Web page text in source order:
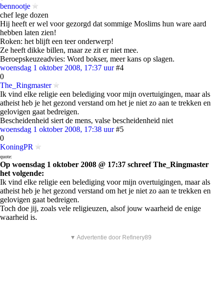
bennootje
chef lege dozen
Hij heeft er wel voor gezorgd dat sommige Moslims hun ware aard
hebben laten zien!
Roken: het blijft een teer onderwerp!
Ze heeft dikke billen, maar ze zit er niet mee.
Beroepskeuzeadvies: Word bokser, meer kans op slagen.
woensdag 1 oktober 2008, 17:37 uur #4
0
The_Ringmaster
Ik vind elke religie een belediging voor mijn overtuigingen, maar als
atheist heb je het gezond verstand om het je niet zo aan te trekken en
gelovigen gaat bedreigen.
Bescheidenheid siert de mens, valse bescheidenheid niet
woensdag 1 oktober 2008, 17:38 uur #5
0
KoningPR
quote:
Op woensdag 1 oktober 2008 @ 17:37 schreef The_Ringmaster
het volgende:
Ik vind elke religie een belediging voor mijn overtuigingen, maar als
atheist heb je het gezond verstand om het je niet zo aan te trekken en
gelovigen gaat bedreigen.
Toch doe jij, zoals vele religieuzen, alsof jouw waarheid de enige
waarheid is.
▼ Advertentie door Refinery89